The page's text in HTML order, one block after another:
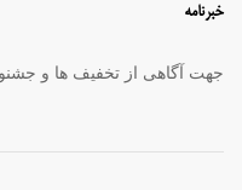
خبرنامه
جهت آگاهی از تخفیف ها و